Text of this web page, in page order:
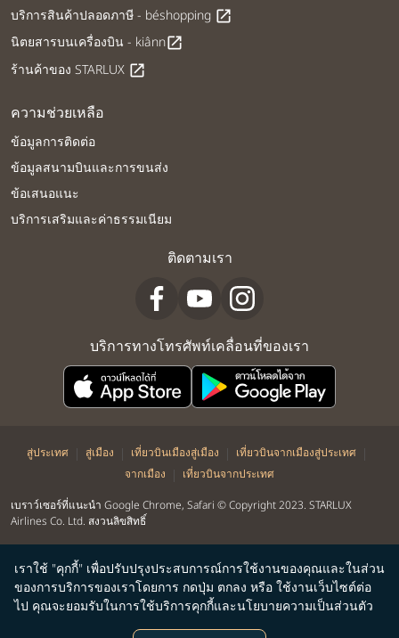
เราใช้ "คุกกี้" เพื่อปรับปรุงประสบการณ์การใช้งานของคุณและในส่วน
ของการบริการของเราโดยการ กดปุ่ม ตกลง หรือ ใช้งานเว็บไซต์ต่อ
ไป คุณจะยอมรับในการใช้บริการคุกกี้และนโยบายความเป็นส่วนตัว
บริการสินค้าปลอดภาษี - béshopping open_in_new
นิตยสารบนเครื่องบิน - kiânnopen_in_new
ร้านค้าของ STARLUX open_in_new
ความช่วยเหลือ
ข้อมูลการติดต่อ
ข้อมูลสนามบินและการขนส่ง
ข้อเสนอแนะ
บริการเสริมและค่าธรรมเนียม
ติดตามเรา
บริการทางโทรศัพท์เคลื่อนที่ของเรา
สู่ประเทศ | สู่เมือง | เที่ยวบินเมืองสู่เมือง | เที่ยวบินจากเมืองสู่ประเทศ |
จากเมือง | เที่ยวบินจากประเทศ
เบราว์เซอร์ที่แนะนำ Google Chrome, Safari © Copyright 2023. STARLUX
Airlines Co. Ltd. สงวนลิขสิทธิ์